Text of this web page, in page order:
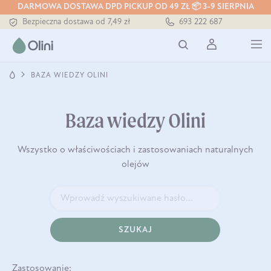
DARMOWA DOSTAWA DPD PICKUP OD 49 ZŁ 📦 3-9 SIERPNIA
Bezpieczna dostawa od 7,49 zł
Darmowa dostawa od 199 zł
693 222 687
BAZA WIEDZY OLINI
Baza wiedzy Olini
Wszystko o właściwościach i zastosowaniach naturalnych
olejów
SZUKAJ
Zastosowanie: